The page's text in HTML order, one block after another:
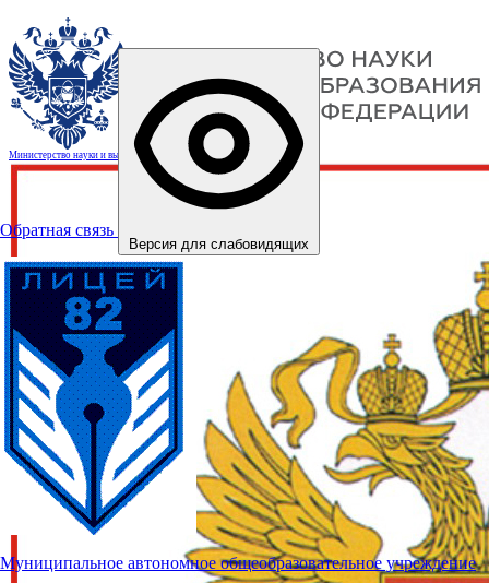
Обратная связь
Версия для слабовидящих
Муниципальное автономное общеобразовательное учреждение
Министерство науки и высшего образования Российской Федерации